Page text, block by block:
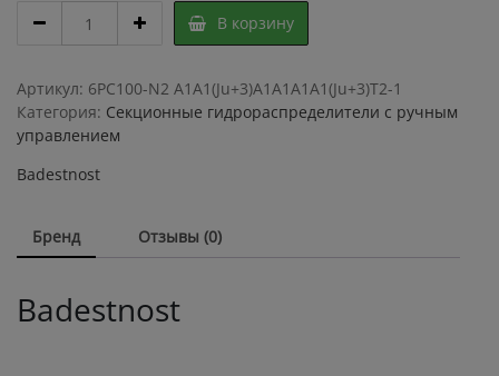
Секционный
гидрораспределитель
ручным
управлением
Badestnost
N2
quantity
В корзину
Артикул: 6РС100-N2 А1А1(Ju+3)А1А1А1А1(Ju+3)Т2-1
Категория: Секционные гидрораспределители с ручным
управлением
Badestnost
Бренд Отзывы (0)
Badestnost